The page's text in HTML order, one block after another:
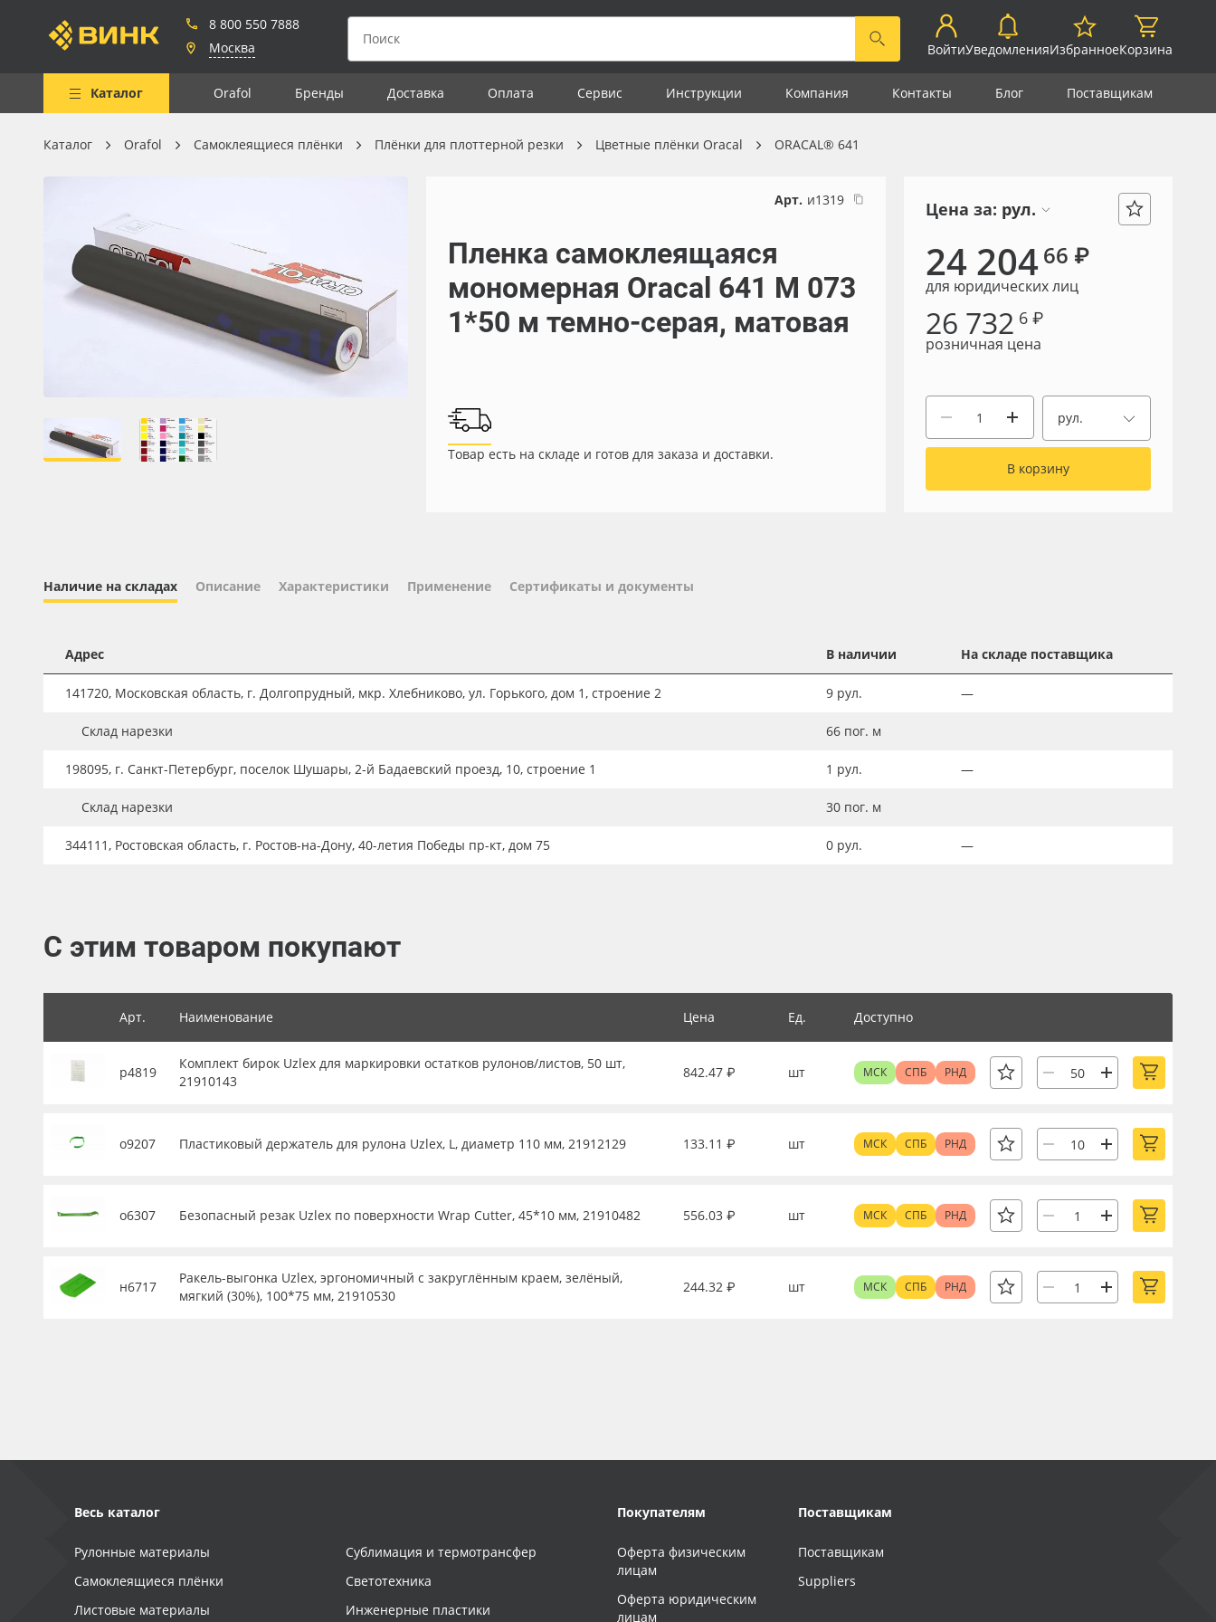
8 800 550 7888
Москва
ВойтиУведомленияИзбранноеКорзина
Каталог Orafol Бренды Доставка Оплата Сервис Инструкции Компания Контакты Блог Поставщикам
Весь каталог
Самоклеящиеся плёнки
Листовые материалы
Чернила
Клей, скотчи и крепёж
Мобильные конструкции и
Сублимация и термотрансфер
Новинки ассортимента
Плёнка монтажная Oratape
ПЭТ листовой
ПЭТ бэклит
Вспененный ПВХ
Каталог Orafol Самоклеящиеся плёнки Плёнки для плоттерной резки Цветные плёнки Oracal ORACAL® 641
Арт. и1319
Пленка самоклеящаяся
мономерная Oracal 641 M 073
1*50 м темно-серая, матовая
Товар есть на складе и готов для заказа и доставки.
Цена за: рул.
24 20466 ₽
для юридических лиц
26 732 6 ₽
розничная цена
рул.
В корзину
Наличие на складах Описание Характеристики Применение Сертификаты и документы
Адрес В наличии На складе поставщика
141720, Московская область, г. Долгопрудный, мкр. Хлебниково, ул. Горького, дом 1, строение 2 9 рул. —
Склад нарезки 66 пог. м
198095, г. Санкт-Петербург, поселок Шушары, 2-й Бадаевский проезд, 10, строение 1 1 рул. —
Склад нарезки 30 пог. м
344111, Ростовская область, г. Ростов-на-Дону, 40-летия Победы пр-кт, дом 75 0 рул. —
С этим товаром покупают
Арт. Наименование Цена Ед. Доступно
р4819
Комплект бирок Uzlex для маркировки остатков рулонов/листов, 50 шт,
21910143
842.47 ₽ шт МСК СПБ РНД
о9207 Пластиковый держатель для рулона Uzlex, L, диаметр 110 мм, 21912129 133.11 ₽ шт МСК СПБ РНД
о6307 Безопасный резак Uzlex по поверхности Wrap Cutter, 45*10 мм, 21910482 556.03 ₽ шт МСК СПБ РНД
н6717
Ракель-выгонка Uzlex, эргономичный с закруглённым краем, зелёный,
мягкий (30%), 100*75 мм, 21910530
244.32 ₽ шт МСК СПБ РНД
Весь каталог
Рулонные материалы
Самоклеящиеся плёнки
Листовые материалы
Сублимация и термотрансфер
Светотехника
Инженерные пластики
Покупателям
Оферта физическим
лицам
Оферта юридическим
лицам
Поставщикам
Поставщикам
Suppliers